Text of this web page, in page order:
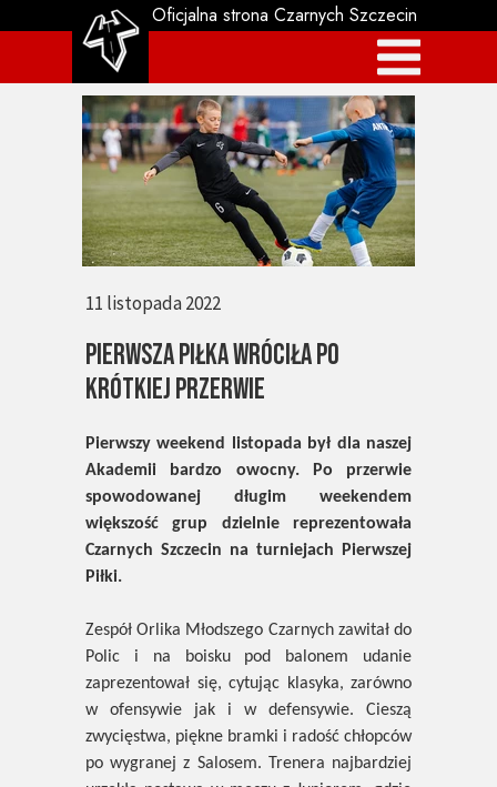
Pierwszy weekend listopada był dla naszej
Akademii bardzo owocny. Po przerwie
spowodowanej długim weekendem
większość grup dzielnie reprezentowała
Czarnych Szczecin na turniejach Pierwszej
Piłki.
Zespół Orlika Młodszego Czarnych zawitał do
Polic i na boisku pod balonem udanie
zaprezentował się, cytując klasyka, zarówno
w ofensywie jak i w defensywie. Cieszą
zwycięstwa, piękne bramki i radość chłopców
po wygranej z Salosem. Trenera najbardziej
Pierwsza piłka wróciła po
krótkiej przerwie
11 listopada 2022
Oficjalna strona Czarnych Szczecin